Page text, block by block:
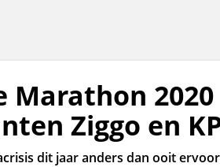
Marathon
Ziggo en
dit jaar anders dan ooit